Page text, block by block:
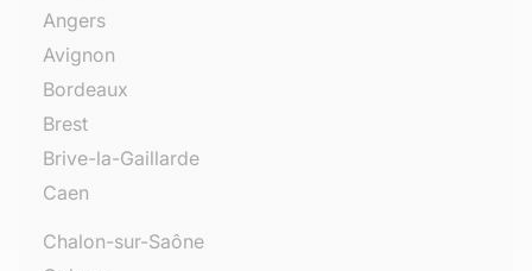
Angers
Avignon
Bordeaux
Brest
Brive-la-Gaillarde
Caen
Chalon-sur-Saône